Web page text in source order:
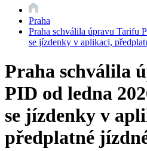
Praha
Praha schválila úpravu Tarifu
se jízdenky v aplikaci,
Praha schválila
PID od ledna
se jízdenky v
předplatné